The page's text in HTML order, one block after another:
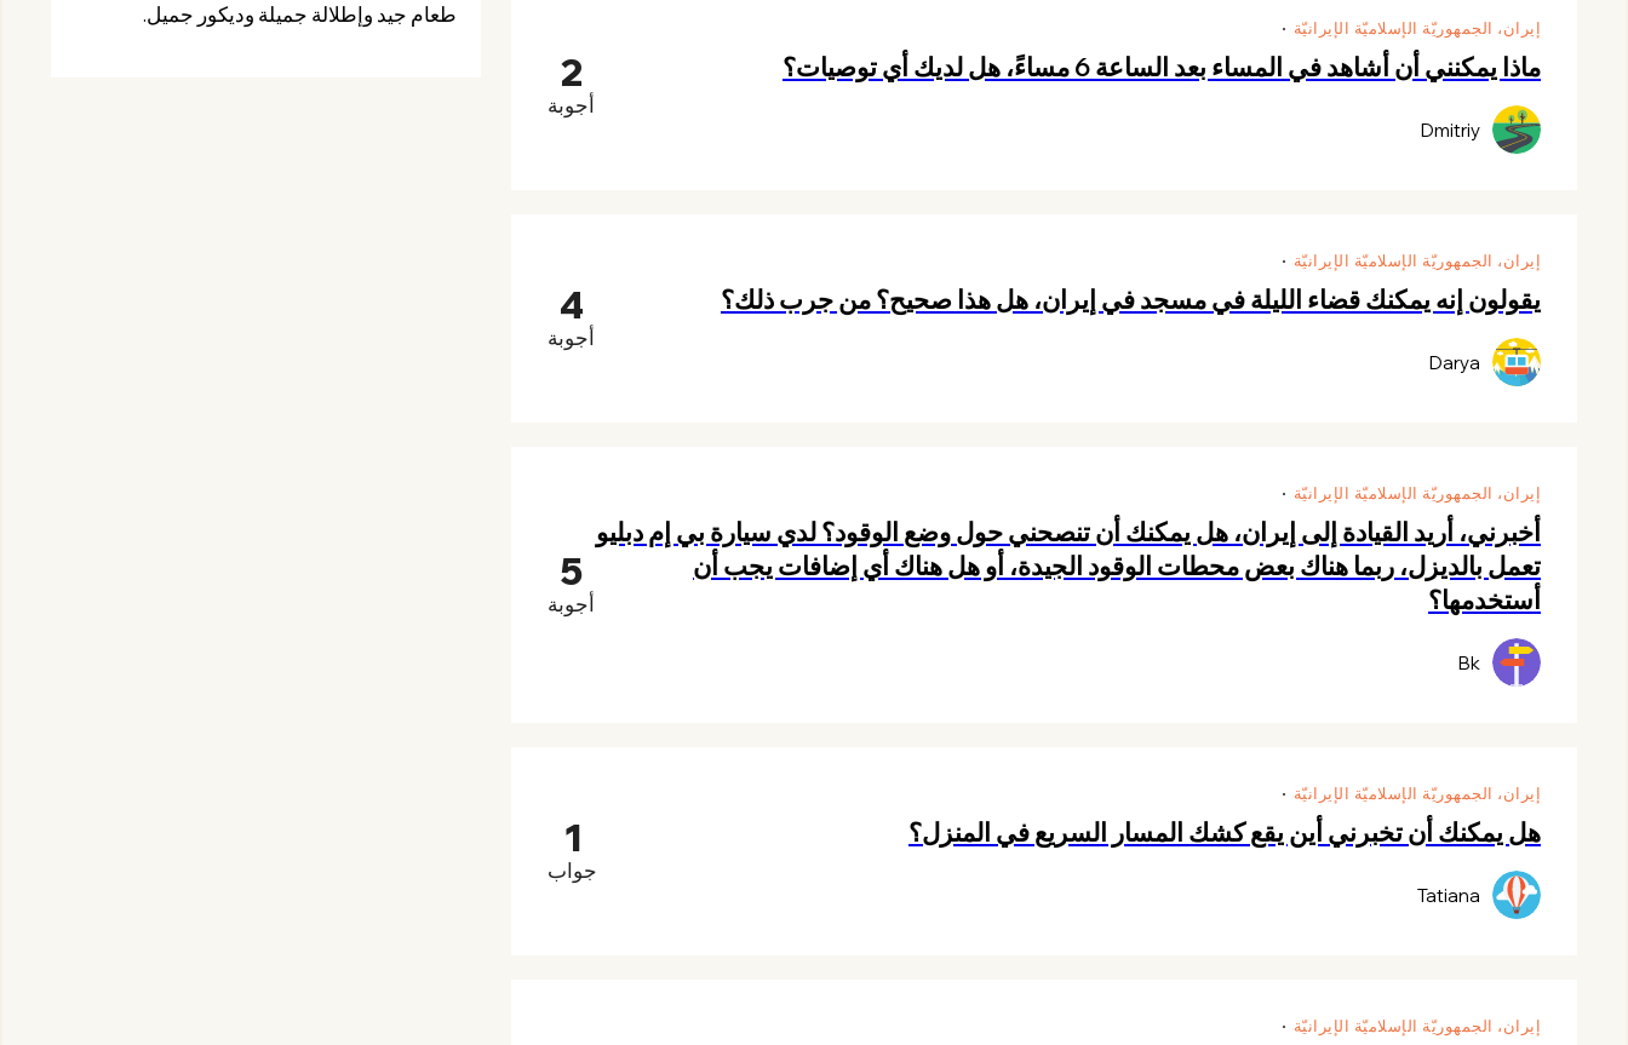
إيران، الجمهوريّة الإسلاميّة الإيرانيّة
ماذا يمكنني أن أشاهد في المساء بعد الساعة 6 مساءً، هل لديك أي توصيات؟
Dmitriy
2
أجوبة
إيران، الجمهوريّة الإسلاميّة الإيرانيّة
يقولون إنه يمكنك قضاء الليلة في مسجد في إيران، هل هذا صحيح؟ من جرب ذلك؟
Darya
4
أجوبة
إيران، الجمهوريّة الإسلاميّة الإيرانيّة
أخبرني، أريد القيادة إلى إيران، هل يمكنك أن تنصحني حول وضع الوقود؟ لدي سيارة بي إم دبليو
تعمل بالديزل، ربما هناك بعض محطات الوقود الجيدة، أو هل هناك أي إضافات يجب أن
أستخدمها؟
Bk
5
أجوبة
إيران، الجمهوريّة الإسلاميّة الإيرانيّة
هل يمكنك أن تخبرني أين يقع كشك المسار السريع في المنزل؟
Tatiana
1
جواب
إيران، الجمهوريّة الإسلاميّة الإيرانيّة
طعام جيد وإطلالة جميلة وديكور جميل.